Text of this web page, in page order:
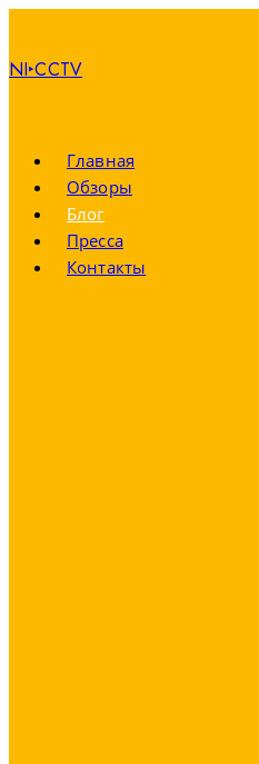
NI‣CCTV
Главная
Обзоры
Блог
Пресса
Контакты